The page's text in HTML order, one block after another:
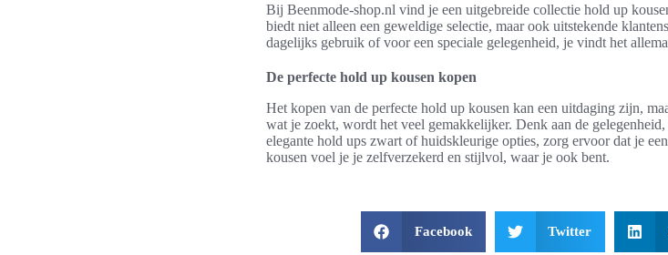
Bij Beenmode-shop.nl vind je een uitgebreide collectie hold up
biedt niet alleen een geweldige selectie, maar ook uitstekende
dagelijks gebruik of voor een speciale gelegenheid, je vindt het
De perfecte hold up kousen kopen
Het kopen van de perfecte hold up kousen kan een uitdaging zijn,
wat je zoekt, wordt het veel gemakkelijker. Denk aan de
elegante hold ups zwart of huidskleurige opties, zorg ervoor dat je
kousen voel je je zelfverzekerd en stijlvol, waar je ook bent.
Facebook Twitter